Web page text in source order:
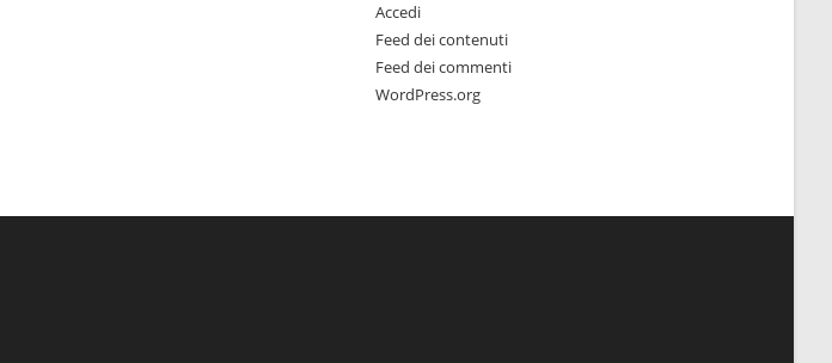
Accedi
Feed dei contenuti
Feed dei commenti
WordPress.org